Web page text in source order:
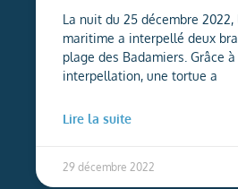
La nuit du 25 décembre
maritime a interpellé deux
plage des Badamiers. Grâce
interpellation, une tortue a
Lire la suite
29 décembre 2022